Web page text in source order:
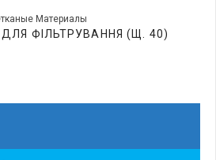
Материалы
ФІЛЬТРУВАННЯ (Щ. 40)